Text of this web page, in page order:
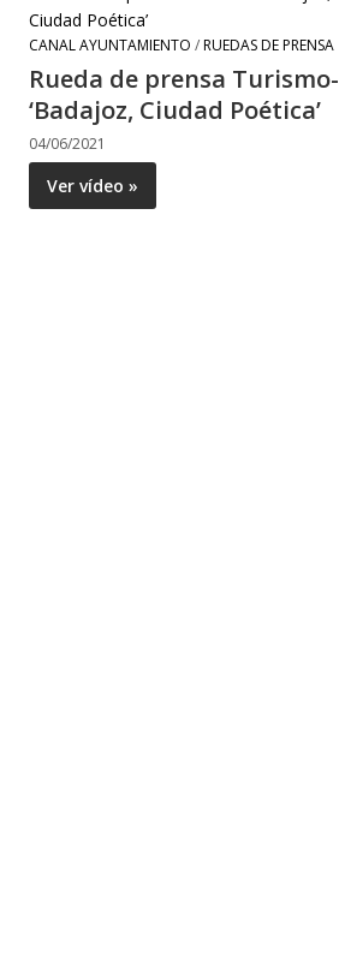
CANAL AYUNTAMIENTO /RUEDAS DE PRENSA
Rueda de prensa Turismo-
‘Badajoz, Ciudad Poética’
04/06/2021
Ver vídeo »